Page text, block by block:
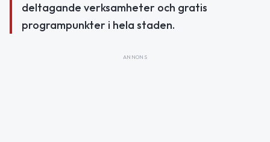
deltagande verksamheter och gratis
programpunkter i hela staden.
ANNONS